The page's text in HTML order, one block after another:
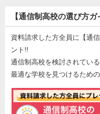
【通信制高校の選び方
資料請求した方全員に【通
ント!!
通信制高校を検討されてい
最適な学校を見つけるため